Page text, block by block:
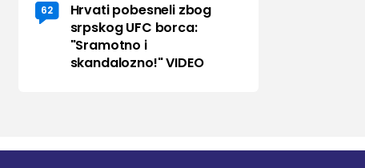
62
Hrvati pobesneli zbog
srpskog UFC borca:
"Sramotno i
skandalozno!" VIDEO